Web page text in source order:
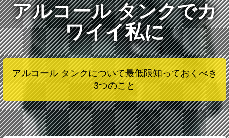
アルコール タンクでカ
ワイイ私に
アルコール タンクについて最低限知っておくべき
3つのこと